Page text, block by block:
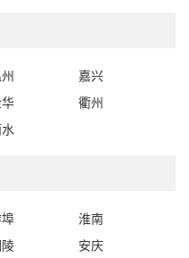
嘉兴
衢州
淮南
安庆